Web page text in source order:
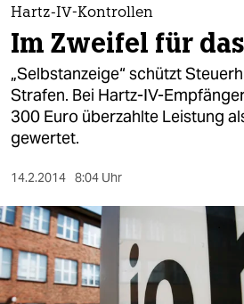
themen
politik
öko
gesellschaft
kultur
sport
berlin
nord
Hartz-IV-Kontrollen
Im Zweifel für
„Selbstanzeige“ schützt
Strafen. Bei Hartz-IV-
300 Euro überzahlte Leistung
gewertet.
14.2.2014 8:04 Uhr